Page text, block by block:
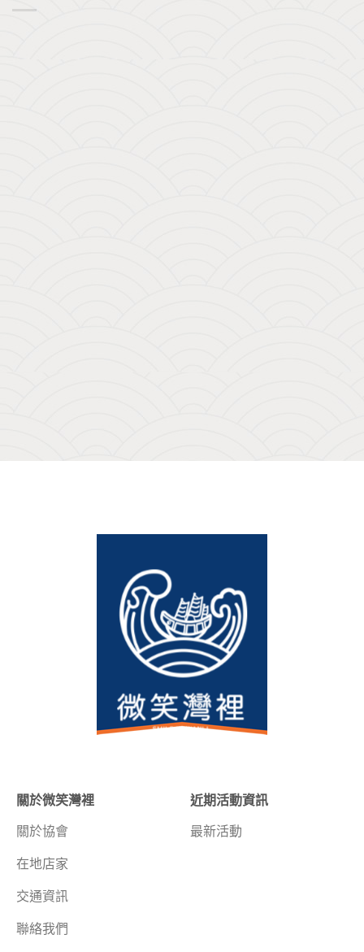
關於微笑灣裡
關於協會
在地店家
交通資訊
聯絡我們
近期活動資訊
最新活動